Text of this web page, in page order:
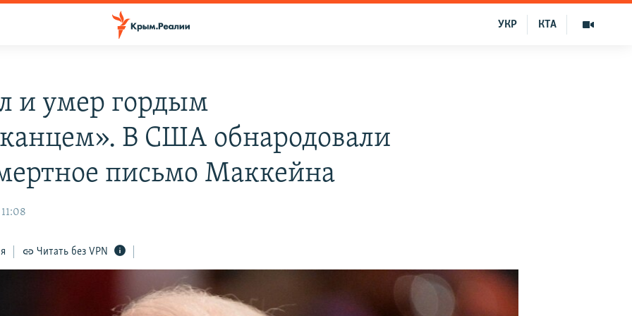
КТА
УКР
и умер гордым
В США обнародовали
письмо Маккейна
Читать без VPN